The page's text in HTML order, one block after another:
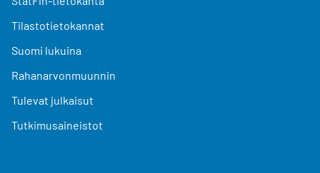
Tilastotietokannat
Suomi lukuina
Rahanarvonmuunnin
Tulevat julkaisut
Tutkimusaineistot